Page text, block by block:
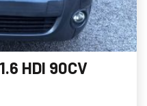
HDI 90CV